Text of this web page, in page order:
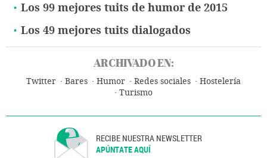
Los 99 mejores tuits de humor de 2015
Los 49 mejores tuits dialogados
ARCHIVADO EN:
Twitter Bares Humor Redes sociales
Hostelería
Turismo
RECIBE NUESTRA NEWSLETTER
APÚNTATE AQUÍ